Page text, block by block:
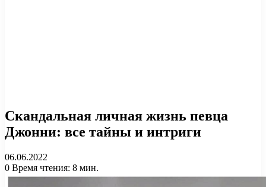
Скандальная личная жизнь певца
Джонни: все тайны и интриги
06.06.2022
0 Время чтения: 8 мин.